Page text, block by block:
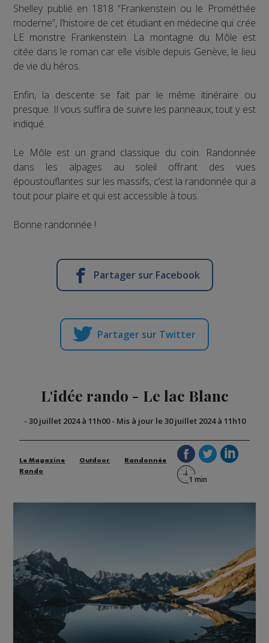
Shelley publié en 1818 “Frankenstein ou le Prométhée
moderne”, l’histoire de cet étudiant en médecine qui crée
LE monstre Frankenstein. La montagne du Môle est
citée dans le roman car elle visible depuis Genève, le lieu
de vie du héros.
Enfin, la descente se fait par le même itinéraire ou
presque. Il vous suffira de suivre les panneaux, tout y est
indiqué.
Le Môle est un grand classique du coin. Randonnée
dans les alpages au soleil offrant des vues
époustouflantes sur les massifs, c’est la randonnée qui a
tout pour plaire et qui est accessible à tous.
Bonne randonnée !
Partager sur Facebook
Partager sur Twitter
L'idée rando - Le lac Blanc
- 30 juillet 2024 à 11h00- Mis à jour le 30 juillet 2024 à 11h10
Le Magazine Outdoor
Randonnée
Rando